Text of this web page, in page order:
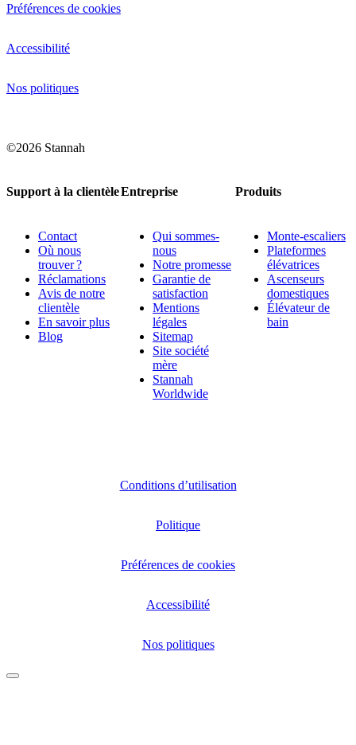
Préférences de cookies
Accessibilité
Nos politiques
©2026 Stannah
Support à la clientèle
Contact
Où nous
trouver ?
Réclamations
Avis de notre
clientèle
En savoir plus
Blog
Entreprise
Qui sommes-
nous
Notre promesse
Garantie de
satisfaction
Mentions
légales
Sitemap
Site société
mère
Stannah
Worldwide
Produits
Monte-escaliers
Plateformes
élévatrices
Ascenseurs
domestiques
Élévateur de
bain
Conditions d’utilisation
Politique
Préférences de cookies
Accessibilité
Nos politiques